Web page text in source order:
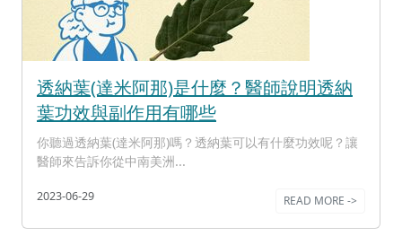
透納葉(達米阿那)是什麼？醫師說明透納
葉功效與副作用有哪些
你聽過透納葉(達米阿那)嗎？透納葉可以有什麼功效呢？讓
醫師來告訴你從中南美洲...
2023-06-29 READ MORE ->